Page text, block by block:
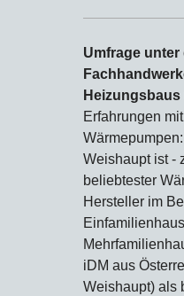
Umfrage
Heizungsbaus
Erfahrungen
Wärmepumpen:
Weishaupt ist -
beliebtester
Hersteller im
iDM aus
Weishaupt) als